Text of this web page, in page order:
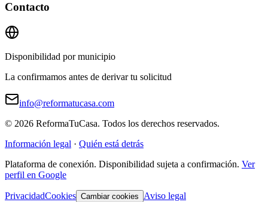
Contacto
Disponibilidad por municipio
La confirmamos antes de derivar tu solicitud
info@reformatucasa.com
© 2026 ReformaTuCasa. Todos los derechos reservados.
Información legal · Quién está detrás
Plataforma de conexión. Disponibilidad sujeta a confirmación. Ver
perfil en Google
PrivacidadCookies Cambiar cookies
Aviso legal